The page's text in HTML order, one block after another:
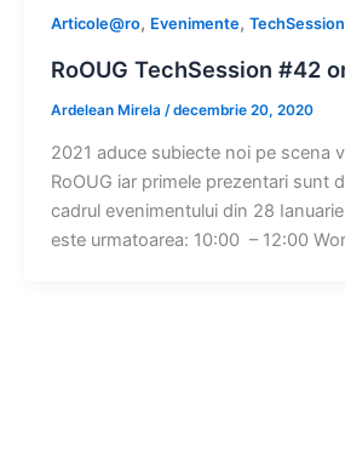
Articole@ro, Evenimente, TechSession
RoOUG TechSession #42
Ardelean Mirela /decembrie 20, 2020
2021 aduce subiecte noi pe scena
RoOUG iar primele prezentari sunt
cadrul evenimentului din 28
este urmatoarea: 10:00 – 12:00